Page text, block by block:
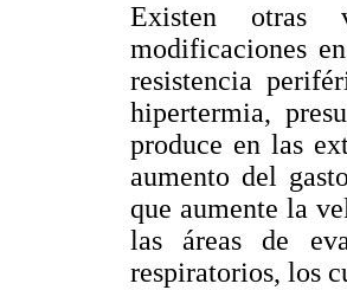
Existen otras
modificaciones
resistencia
hipertermia,
produce en las
aumento del
que aumente la
las áreas de
respiratorios, los